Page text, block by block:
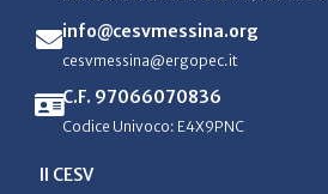
info@cesvmessina.org
cesvmessina@ergopec.it
C.F. 97066070836
Codice Univoco: E4X9PNC
Il CESV